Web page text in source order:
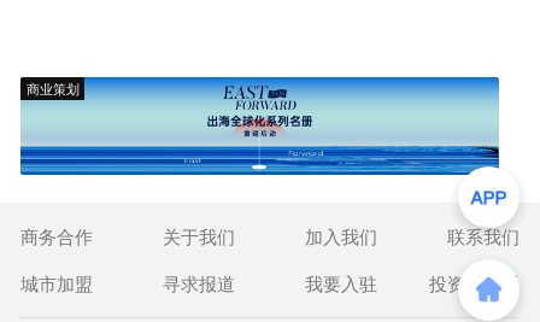
商业策划
商务合作 关于我们 加入我们
联系我们
城市加盟
寻求报道 我要入驻 投资者关系